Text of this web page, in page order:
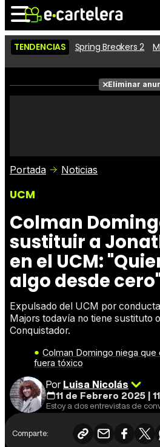
Noticias
Críticas
TENDENCIAS Spring Breakers 2
Eliminar
Portada Noticias
UCM
Colman
sustituir a
en el UCM:
algo desde
Expulsado del UCM por
Majors todavía no tiene sustituto
Conquistador.
Colman Domingo niega
fuera tóxico
PorLuisa Nicolás
11 de Febrero 2025 |
Comparte: